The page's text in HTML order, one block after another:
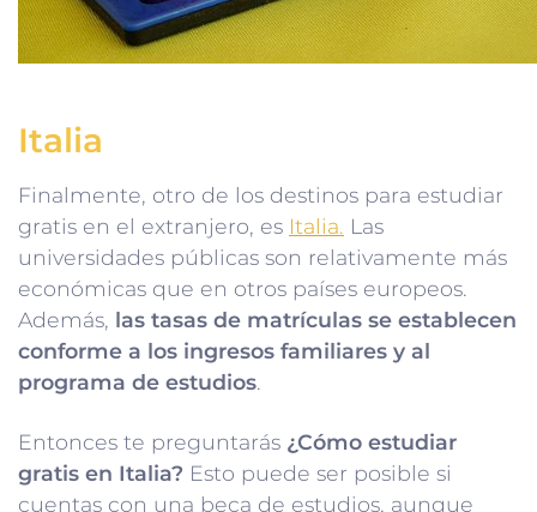
Italia
Finalmente, otro de los destinos para estudiar
gratis en el extranjero, es Italia. Las
universidades públicas son relativamente más
económicas que en otros países europeos.
Además, las tasas de matrículas se establecen
conforme a los ingresos familiares y al
programa de estudios.
Entonces te preguntarás ¿Cómo estudiar
gratis en Italia? Esto puede ser posible si
cuentas con una beca de estudios, aunque